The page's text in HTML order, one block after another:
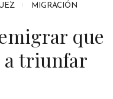
MIGRACIÓN
que
a triunfar